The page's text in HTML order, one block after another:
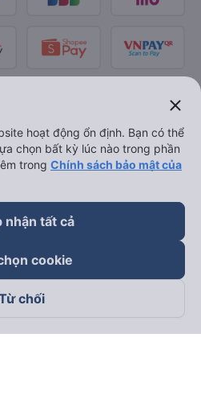
close
hoạt động ổn định. Bạn có thể
chọn bất kỳ lúc nào trong phần
trong Chính sách bảo mật của
nhận tất cả
cookie
chối